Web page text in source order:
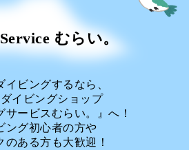
むらい。
イビングするなら、
イビングショップ
サービスむらい。』へ！
ング初心者の方や
のある方も大歓迎！